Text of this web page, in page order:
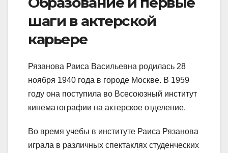
шаги в актерской
карьере
Рязанова Раиса Васильевна родилась 28
ноября 1940 года в городе Москве. В 1959
году она поступила во Всесоюзный институт
кинематографии на актерское отделение.
Во время учебы в институте Раиса Рязанова
играла в различных спектаклях студенческих